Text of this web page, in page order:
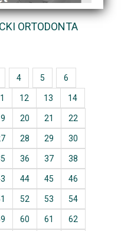
ORTODONTA
4 5 6
12 13 14
20 21 22
28 29 30
36 37 38
44 45 46
52 53 54
60 61 62